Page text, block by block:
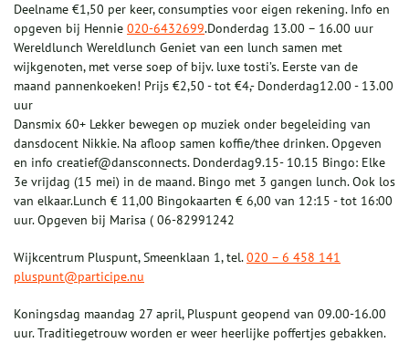
Deelname €1,50 per keer, consumpties voor eigen rekening. Info en
opgeven bij Hennie 020-6432699.Donderdag 13.00 – 16.00 uur
Wereldlunch Wereldlunch Geniet van een lunch samen met
wijkgenoten, met verse soep of bijv. luxe tosti’s. Eerste van de
maand pannenkoeken! Prijs €2,50 - tot €4,- Donderdag12.00 - 13.00
uur
Dansmix 60+ Lekker bewegen op muziek onder begeleiding van
dansdocent Nikkie. Na afloop samen koffie/thee drinken. Opgeven
en info creatief@dansconnects. Donderdag9.15- 10.15 Bingo: Elke
3e vrijdag (15 mei) in de maand. Bingo met 3 gangen lunch. Ook los
van elkaar.Lunch € 11,00 Bingokaarten € 6,00 van 12:15 - tot 16:00
uur. Opgeven bij Marisa ( 06-82991242
Wijkcentrum Pluspunt, Smeenklaan 1, tel.020 – 6 458 141
pluspunt@participe.nu
Koningsdag maandag 27 april, Pluspunt geopend van 09.00-16.00
uur. Traditiegetrouw worden er weer heerlijke poffertjes gebakken.